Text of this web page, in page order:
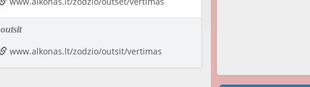
outsit
www.alkonas.lt/zodzio/outsit/vertimas